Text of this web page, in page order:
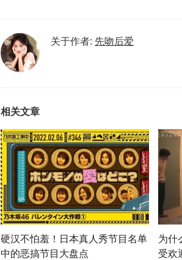
关于作者: 先吻后爱
相关文章
硬汉不怕羞！日本真人秀节目名单
中的恶搞节目大盘点
为什
受欢